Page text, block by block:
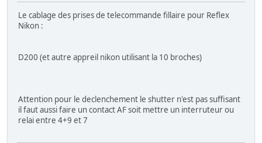
Le cablage des prises de telecommande fillaire pour Reflex
Nikon :
D200 (et autre appreil nikon utilisant la 10 broches)
Attention pour le declenchement le shutter n'est pas suffisant
il faut aussi faire un contact AF soit mettre un interruteur ou
relai entre 4+9 et 7